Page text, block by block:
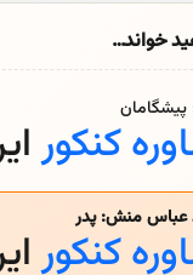
خواند…
کنکور
کنکور